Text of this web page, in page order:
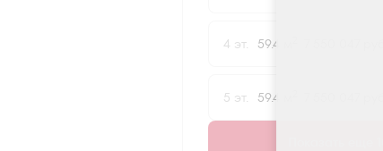
4 эт. 59.4 м
5 эт. 59.4 м